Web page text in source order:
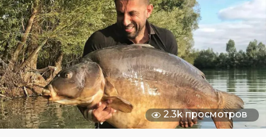
3
.
2
0
2
1
2.3k просмотров